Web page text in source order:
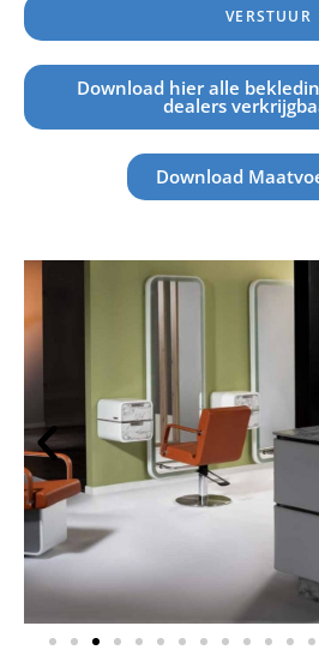
VERSTUUR
Download hier alle
dealers
Download